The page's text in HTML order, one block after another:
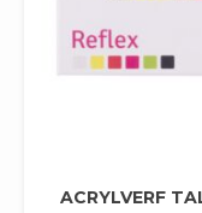
ACRYLVERF